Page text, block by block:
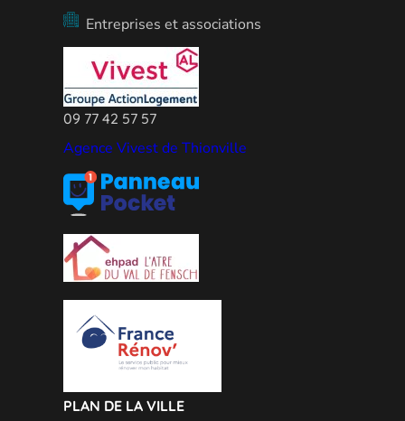
Entreprises et associations
09 77 42 57 57
Agence Vivest de Thionville
PLAN DE LA VILLE